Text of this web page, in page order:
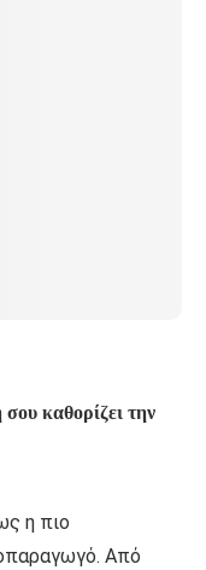
σου καθορίζει την
η πιο
Από